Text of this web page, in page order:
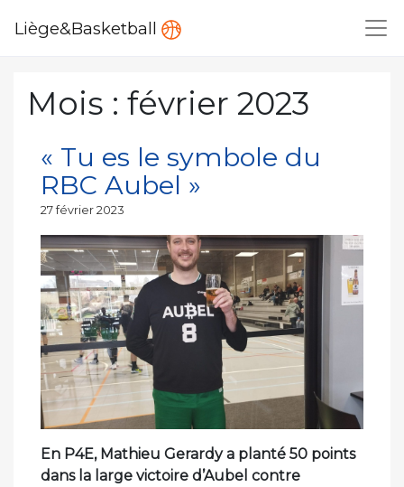
Liège&Basketball
Mois : février 2023
« Tu es le symbole du
RBC Aubel »
Publié
27 février 2023
En P4E, Mathieu Gerardy a planté 50 points
dans la large victoire d’Aubel contre